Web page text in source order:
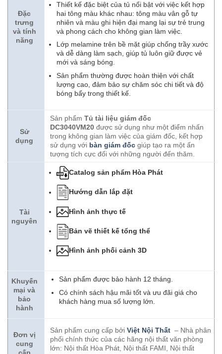
Đặc
trưng
và tính
năng
Thiết kế đặc biệt của tủ nổi bật với việc kết hợp
hai tông màu khác nhau: tông màu vân gỗ tự
nhiên và màu ghi hiện đại mang lại sự trẻ trung
và phong cách cho không gian làm việc.
Lớp melamine trên bề mặt giúp chống trầy xước
và dễ dàng làm sạch, giúp tủ luôn giữ được vẻ
mới và sáng bóng.
Sản phẩm thường được hoàn thiện với chất
lượng cao, đảm bảo sự chăm sóc chi tiết và độ
bóng bẩy trong thiết kế.
Sử
dụng
Sản phẩmTủ tài liệu giám đốc
DC3040VM20 được sử dụng như một điểm nhấn
trong không gian làm việc của giám đốc, kết hợp
sử dụng với bàn giám đốc giúp tạo ra một ấn
tượng tích cực đối với những người đến thăm.
Tài
nguyên
Catalog sản phẩm Hòa Phát
Hướng dẫn lắp đặt
Hình ảnh thực tế
Bản vẽ thiết kế tổng thể
Hình ảnh phối cảnh 3D
Khuyến
mại và
bảo
hành
Sản phẩm được bảo hành 12 tháng.
Có chính sách hậu mãi tốt và ưu đãi giá cho
khách hàng mua số lượng lớn.
Đơn vị
cung
Sản phẩm cung cấp bởiViệt Nội Thất – Nhà phân
phối chính thức của các hãng nội thất văn phòng
lớn: Nội thất Hòa Phát, Nội thất FAMI, Nội thất